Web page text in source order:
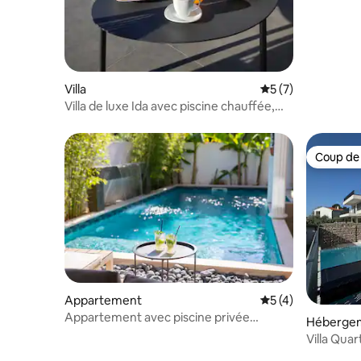
Villa Évaluation
5 (7)
Villa de luxe Ida avec piscine chauffée,
Appartement Évaluation
5 (4)
Appartement avec piscine privée
Coup
Coup
Villa